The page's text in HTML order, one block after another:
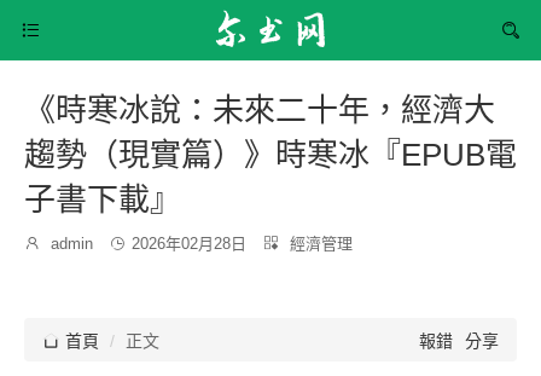


《時寒冰說：未來二十年，經濟大
趨勢（現實篇）》時寒冰『EPUB電
子書下載』

博
admin  發
2026年02月28日 
分
經濟管理
 首頁 正文 報錯 分享